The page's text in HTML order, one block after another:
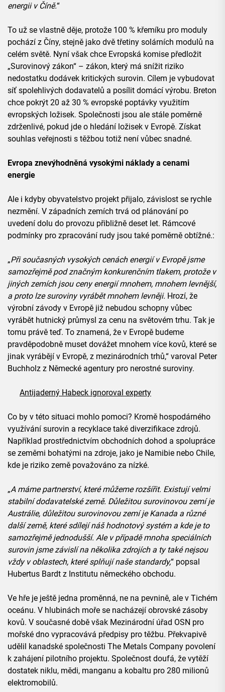
energii v Číně.“
To už se vlastně děje, protože 100 % křemíku pro moduly
pochází z Číny, stejně jako dvě třetiny solárních modulů na
celém světě. Nyní však chce Evropská komise předložit
„Surovinový zákon“ – zákon, který má snížit riziko
nedostatku dodávek kritických surovin. Cílem je vybudovat
síť spolehlivých dodavatelů a posílit domácí výrobu. Breton
chce pokrýt 20 až 30 % evropské poptávky využitím
evropských ložisek. Společnosti jsou ale stále poměrně
zdrženlivé, pokud jde o hledání ložisek v Evropě. Získat
souhlas veřejnosti s těžbou totiž není vůbec snadné.
Evropa znevýhodněná vysokými náklady a cenami
energie
Ale i kdyby obyvatelstvo projekt přijalo, závislost se rychle
nezmění. V západních zemích trvá od plánování po
uvedení dolu do provozu přibližně deset let. Rámcové
podmínky pro zpracování rudy jsou také poměrně obtížné.:
„Při současných vysokých cenách energií v Evropě jsme
samozřejmě pod značným konkurenčním tlakem, protože v
jiných zemích jsou ceny energií mnohem, mnohem levnější,
a proto lze suroviny vyrábět mnohem levněji. Hrozí, že
výrobní závody v Evropě již nebudou schopny vůbec
vyrábět hutnický průmysl za cenu na světovém trhu. Tak je
tomu právě teď. To znamená, že v Evropě budeme
pravděpodobně muset dovážet mnohem více kovů, které se
jinak vyrábějí v Evropě, z mezinárodních trhů,“ varoval Peter
Buchholz z Německé agentury pro nerostné suroviny.
Antijaderný Habeck ignoroval experty
Co by v této situaci mohlo pomoci? Kromě hospodárného
využívání surovin a recyklace také diverzifikace zdrojů.
Například prostřednictvím obchodních dohod a spolupráce
se zeměmi bohatými na zdroje, jako je Namibie nebo Chile,
kde je riziko země považováno za nízké.
„A máme partnerství, které můžeme rozšířit. Existují velmi
stabilní dodavatelské země. Důležitou surovinovou zemí je
Austrálie, důležitou surovinovou zemí je Kanada a různé
další země, které sdílejí náš hodnotový systém a kde je to
samozřejmě jednodušší. Ale v případě mnoha speciálních
surovin jsme závislí na několika zdrojích a ty také nejsou
vždy v oblastech, které splňují naše standardy,“ popsal
Hubertus Bardt z Institutu německého obchodu.
Ve hře je ještě jedna proměnná, ne na pevnině, ale v Tichém
oceánu. V hlubinách moře se nacházejí obrovské zásoby
kovů. V současné době však Mezinárodní úřad OSN pro
mořské dno vypracovává předpisy pro těžbu. Překvapivě
udělil kanadské společnosti The Metals Company povolení
k zahájení pilotního projektu. Společnost doufá, že vytěží
dostatek niklu, mědi, manganu a kobaltu pro 280 milionů
elektromobilů.